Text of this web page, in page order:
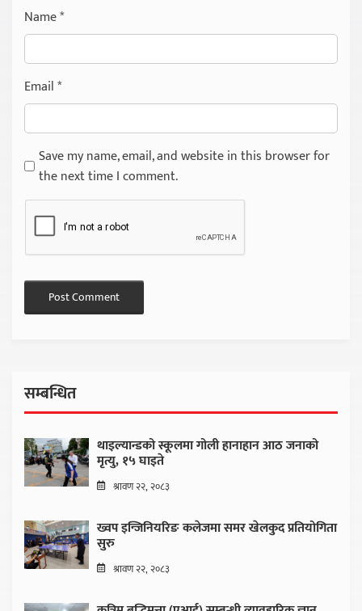
Name*
Email*
Save my name, email, and website in this browser for
the next time I comment.
सम्बन्धित
थाइल्यान्डको स्कूलमा गोली हानाहान आठ जनाको
मृत्यु, १५ घाइते
श्रावण २२, २०८३
ख्वप इन्जिनियरिङ कलेजमा समर खेलकुद प्रतियोगिता
सुरु
श्रावण २२, २०८३